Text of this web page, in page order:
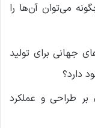
می‌توان آن‌ها را
جهانی برای تولید
دارد؟
بر طراحی و عملکرد